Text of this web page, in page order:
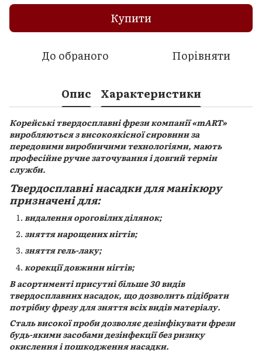
Купити
До обраного Порівняти
Опис Характеристики
Корейські твердосплавні фрези компанії «mART»
виробляються з високоякісної сировини за
передовими виробничими технологіями, мають
професійне ручне заточування і довгий термін
служби.
Твердосплавні насадки для манікюру
призначені для:
видалення ороговілих ділянок;
зняття нарощених нігтів;
зняття гель-лаку;
корекції довжини нігтів;
В асортименті присутні більше 30 видів
твердосплавних насадок, що дозволить підібрати
потрібну фрезу для зняття всіх видів матеріалу.
Сталь високої проби дозволяє дезінфікувати фрези
будь-якими засобами дезінфекції без ризику
окислення і пошкодження насадки.